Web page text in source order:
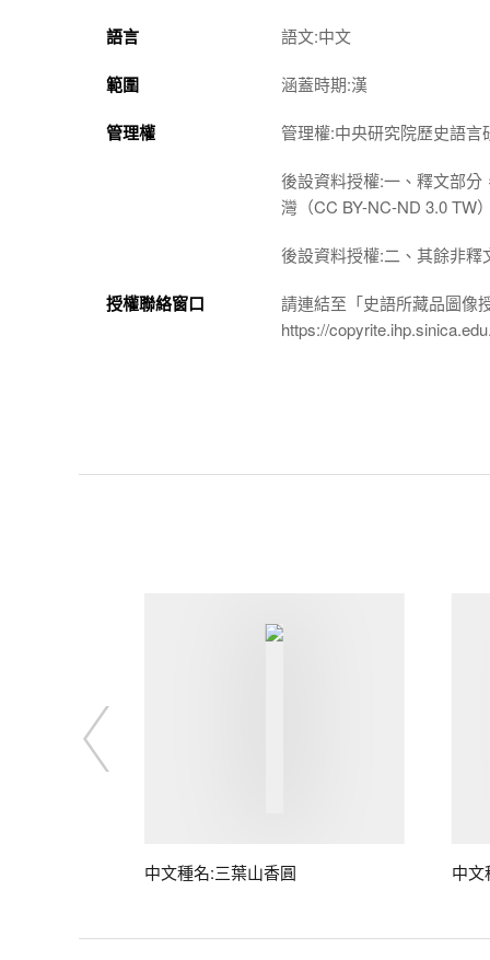
語言 語文:中文
範圍 涵蓋時期:漢
管理權 管理權:中央研究院歷史語言
後設資料授權:一、釋文部
灣（CC BY-NC-ND 3.0 TW
後設資料授權:二、其餘非釋
授權聯絡窗口
請連結至「史語所藏品圖像
https://
中文種名:三葉山香圓 中文